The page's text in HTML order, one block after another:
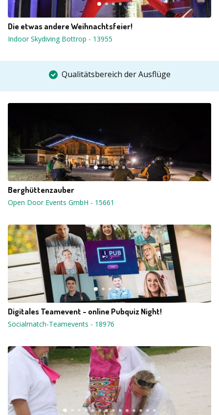
Die etwas andere Weihnachtsfeier!
Indoor Skydiving Bottrop - 13955
Qualitätsbereich der Ausflüge
Berghüttenzauber
Open Door Events GmbH - 15661
Digitales Teamevent - online Pubquiz Night!
Socialmatch-Teamevents - 18976